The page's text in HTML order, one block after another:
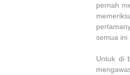
pernah
semua ini
Untuk di